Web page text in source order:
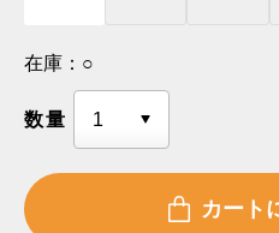
在庫： ○
数量